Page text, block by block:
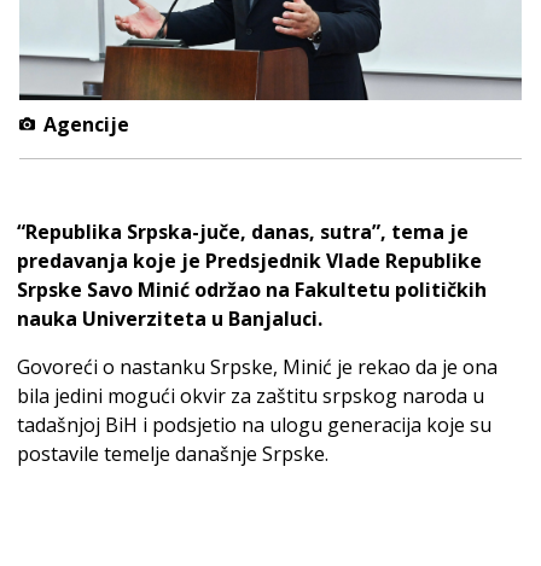
Agencije
“Republika Srpska-juče, danas, sutra”, tema je
predavanja koje je Predsjednik Vlade Republike
Srpske Savo Minić održao na Fakultetu političkih
nauka Univerziteta u Banjaluci.
Govoreći o nastanku Srpske, Minić je rekao da je ona
bila jedini mogući okvir za zaštitu srpskog naroda u
tadašnjoj BiH i podsjetio na ulogu generacija koje su
postavile temelje današnje Srpske.